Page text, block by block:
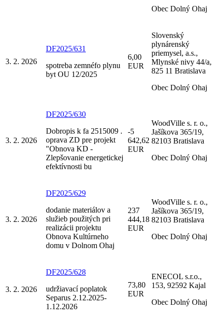
Obec Dolný Ohaj
3. 2. 2026
DF2025/631
spotreba zemnéfo plynu
byt OU 12/2025
6,00
EUR
Slovenský
plynárenský
priemysel, a.s.,
Mlynské nivy 44/a,
825 11 Bratislava
Obec Dolný Ohaj
3. 2. 2026
DF2025/630
Dobropis k fa 2515009 .
oprava ZD pre projekt
"Obnova KD -
Zlepšovanie energetickej
efektívnosti bu
-5
642,62
EUR
WoodVille s. r. o.,
Jašíkova 365/19,
82103 Bratislava
Obec Dolný Ohaj
3. 2. 2026
DF2025/629
dodanie materiálov a
služieb použitých pri
realizácii projektu
Obnova Kultúrneho
domu v Dolnom Ohaj
237
444,18
EUR
WoodVille s. r. o.,
Jašíkova 365/19,
82103 Bratislava
Obec Dolný Ohaj
3. 2. 2026
DF2025/628
udržiavací poplatok
Separus 2.12.2025-
1.12.2026
73,80
EUR
ENECOL s.r.o.,
153, 92592 Kajal
Obec Dolný Ohaj